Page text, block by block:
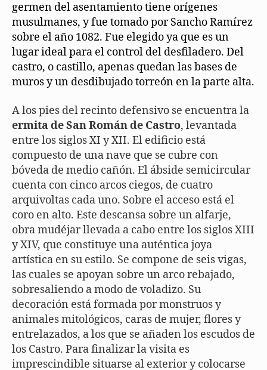
germen del asentamiento tiene orígenes
musulmanes, y fue tomado por Sancho Ramírez
sobre el año 1082. Fue elegido ya que es un
lugar ideal para el control del desfiladero. Del
castro, o castillo, apenas quedan las bases de
muros y un desdibujado torreón en la parte alta.
A los pies del recinto defensivo se encuentra la
ermita de San Román de Castro, levantada
entre los siglos XI y XII. El edificio está
compuesto de una nave que se cubre con
bóveda de medio cañón. El ábside semicircular
cuenta con cinco arcos ciegos, de cuatro
arquivoltas cada uno. Sobre el acceso está el
coro en alto. Este descansa sobre un alfarje,
obra mudéjar llevada a cabo entre los siglos XIII
y XIV, que constituye una auténtica joya
artística en su estilo. Se compone de seis vigas,
las cuales se apoyan sobre un arco rebajado,
sobresaliendo a modo de voladizo. Su
decoración está formada por monstruos y
animales mitológicos, caras de mujer, flores y
entrelazados, a los que se añaden los escudos de
los Castro. Para finalizar la visita es
imprescindible situarse al exterior y colocarse